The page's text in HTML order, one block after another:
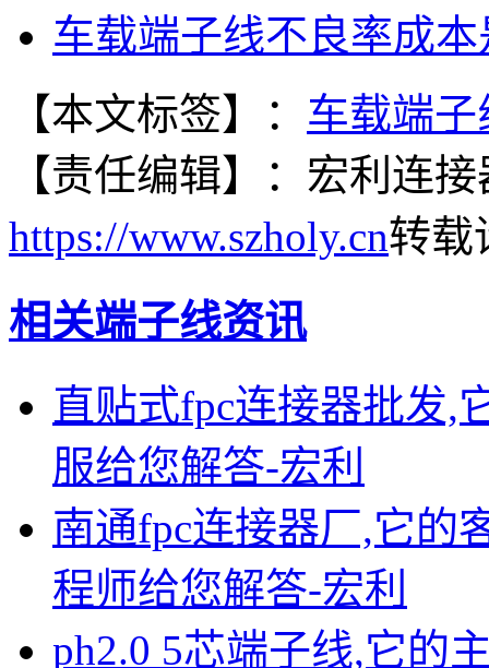
车载端子线不良率成
【本文标签】： 车载端子
【责任编辑】： 宏利连接
https://www.szholy.cn转载
相关端子线资讯
直贴式fpc连接器批发,
服给您解答-宏利
南通fpc连接器厂,它的
程师给您解答-宏利
ph2.0 5芯端子线,它的